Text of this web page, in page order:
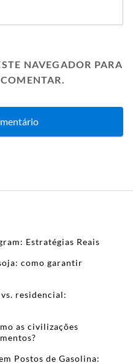
NAVEGADOR PARA
Estratégias Reais
como garantir
residencial:
as civilizações
Postos de Gasolina: